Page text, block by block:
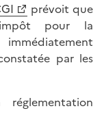
prévoit que
pour la
par les